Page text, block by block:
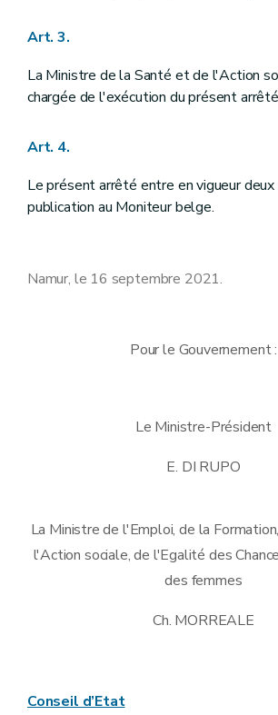
Art. 3.
La Ministre de la Santé et de l'Action
chargée de l'exécution du présent
Art. 4.
Le présent arrêté entre en vigueur deux
publication au Moniteur belge.
Namur, le 16 septembre 2021.
Pour le Gouvernement :
Le Ministre-Président
E. DI RUPO
La Ministre de l'Emploi, de la
l'Action sociale, de l'Egalité des
des femmes
Ch. MORREALE
Conseil d’Etat